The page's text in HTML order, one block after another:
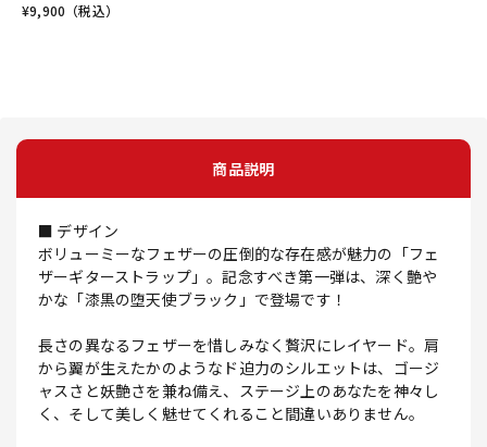
¥9,900 （税込）
商品説明
■ デザイン
ボリューミーなフェザーの圧倒的な存在感が魅力の「フェ
ザーギターストラップ」。記念すべき第一弾は、深く艶や
かな「漆黒の堕天使ブラック」で登場です！
長さの異なるフェザーを惜しみなく贅沢にレイヤード。肩
から翼が生えたかのようなド迫力のシルエットは、ゴージ
ャスさと妖艶さを兼ね備え、ステージ上のあなたを神々し
く、そして美しく魅せてくれること間違いありません。